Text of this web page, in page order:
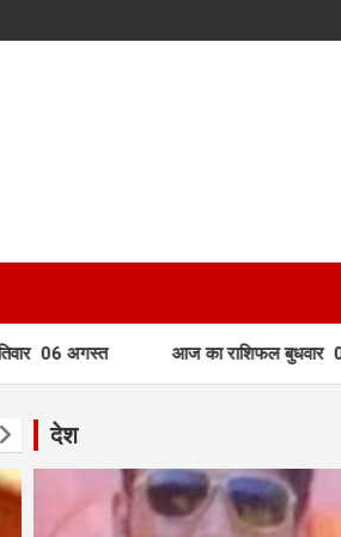
आज का राशिफल बुधवार 05 अगस्त 2026
देश